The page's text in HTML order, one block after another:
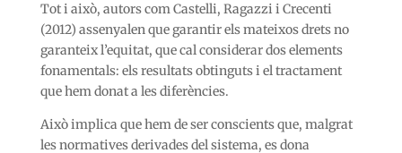
Tot i això, autors com Castelli, Ragazzi i Crecenti
(2012) assenyalen que garantir els mateixos drets no
garanteix l’equitat, que cal considerar dos elements
fonamentals: els resultats obtinguts i el tractament
que hem donat a les diferències.
Això implica que hem de ser conscients que, malgrat
les normatives derivades del sistema, es dona